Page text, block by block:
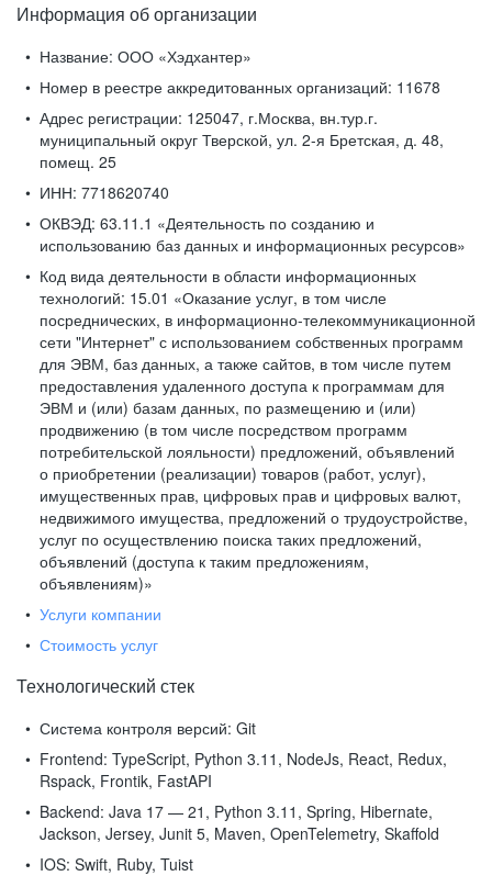
Информация об организации
Название: ООО «Хэдхантер»
Номер в реестре аккредитованных организаций: 11678
Адрес регистрации: 125047, г.Москва, вн.тур.г.
муниципальный округ Тверской, ул. 2-я Бретская, д. 48,
помещ. 25
ИНН: 7718620740
ОКВЭД: 63.11.1 «Деятельность по созданию и
использованию баз данных и информационных ресурсов»
Код вида деятельности в области информационных
технологий: 15.01 «Оказание услуг, в том числе
посреднических, в информационно-телекоммуникационной
сети "Интернет" с использованием собственных программ
для ЭВМ, баз данных, а также сайтов, в том числе путем
предоставления удаленного доступа к программам для
ЭВМ и (или) базам данных, по размещению и (или)
продвижению (в том числе посредством программ
потребительской лояльности) предложений, объявлений
о приобретении (реализации) товаров (работ, услуг),
имущественных прав, цифровых прав и цифровых валют,
недвижимого имущества, предложений о трудоустройстве,
услуг по осуществлению поиска таких предложений,
объявлений (доступа к таким предложениям,
объявлениям)»
Услуги компании
Стоимость услуг
Технологический стек
Система контроля версий: Git
Frontend: TypeScript, Python 3.11, NodeJs, React, Redux,
Rspack, Frontik, FastAPI
Backend: Java 17 — 21, Python 3.11, Spring, Hibernate,
Jackson, Jersey, Junit 5, Maven, OpenTelemetry, Skaffold
IOS: Swift, Ruby, Tuist